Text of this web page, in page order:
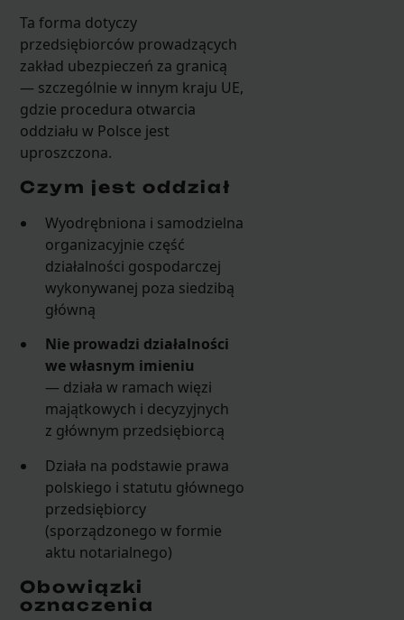
Ta forma dotyczy
przedsiębiorców prowadzących
zakład ubezpieczeń za granicą
— szczególnie w innym kraju UE,
gdzie procedura otwarcia
oddziału w Polsce jest
uproszczona.
Czym jest oddział
Wyodrębniona i samodzielna
organizacyjnie część
działalności gospodarczej
wykonywanej poza siedzibą
główną
Nie prowadzi działalności
we własnym imieniu
— działa w ramach więzi
majątkowych i decyzyjnych
z głównym przedsiębiorcą
Działa na podstawie prawa
polskiego i statutu głównego
przedsiębiorcy
(sporządzonego w formie
aktu notarialnego)
Obowiązki
oznaczenia